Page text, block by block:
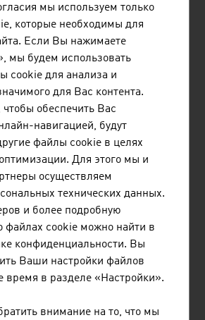
GESELLSCHAFT
Cappelen-Group,
на торговых, маркетинговых
в области торговли
логистики и защиты
данных. Бумажное
Cappelen представляет
бумаги и картона
и продвижением их ...
мы используем только
которые необходимы для
Если Вы нажимаете
мы будем использовать
cookie для анализа и
для Вас контента.
обеспечить Вас
навигацией, будут
файлы cookie в целях
Для этого мы и
осуществляем
технических данных.
и более подробную
cookie можно найти в
конфиденциальности. Вы
Ваши настройки файлов
время в разделе «Настройки».
внимание на то, что мы